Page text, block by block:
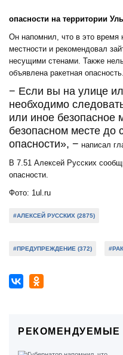
опасности на территории
Он напомнил, что в это время
местности и рекомендовал
несущими стенами. Также
объявлена ракетная опасность.
− Если вы на улице
необходимо
или иное безопасное
безопасном месте до
опасности», − написал
В 7.51 Алексей Русских
опасности.
Фото: 1ul.ru
#АЛЕКСЕЙ РУССКИХ (2875)
#ПРЕДУПРЕЖДЕНИЕ (372)
РЕКОМЕНДУЕМЫЕ